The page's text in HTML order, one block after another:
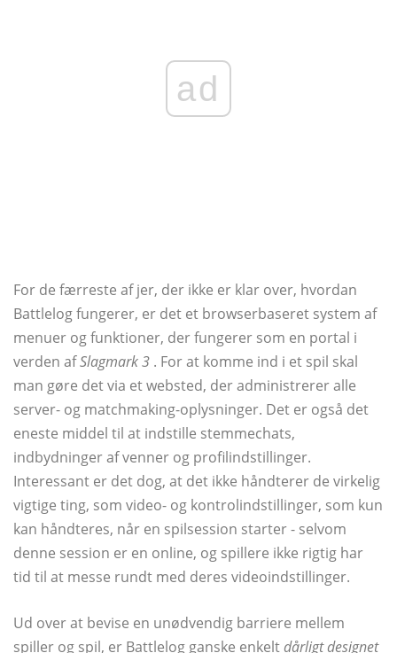
ad
For de færreste af jer, der ikke er klar over, hvordan
Battlelog fungerer, er det et browserbaseret system af
menuer og funktioner, der fungerer som en portal i
verden afSlagmark 3 . For at komme ind i et spil skal
man gøre det via et websted, der administrerer alle
server- og matchmaking-oplysninger. Det er også det
eneste middel til at indstille stemmechats,
indbydninger af venner og profilindstillinger.
Interessant er det dog, at det ikke håndterer de virkelig
vigtige ting, som video- og kontrolindstillinger, som kun
kan håndteres, når en spilsession starter - selvom
denne session er en online, og spillere ikke rigtig har
tid til at messe rundt med deres videoindstillinger.
Ud over at bevise en unødvendig barriere mellem
spiller og spil, er Battlelog ganske enkeltdårligt designet